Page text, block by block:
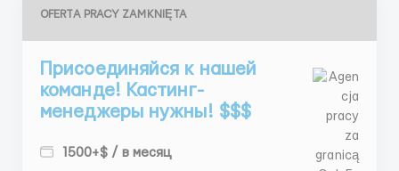
OFERTA PRACY ZAMKNIĘTA
Присоединяйся к нашей
команде! Кастинг-
менеджеры нужны! $$$
1500+$ / в месяц